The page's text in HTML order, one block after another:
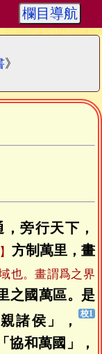
欄目導航
》
旁行天下，
方制萬里，畫
也。畫謂爲之界
之國萬區。是
諸侯」，
協和萬國」，